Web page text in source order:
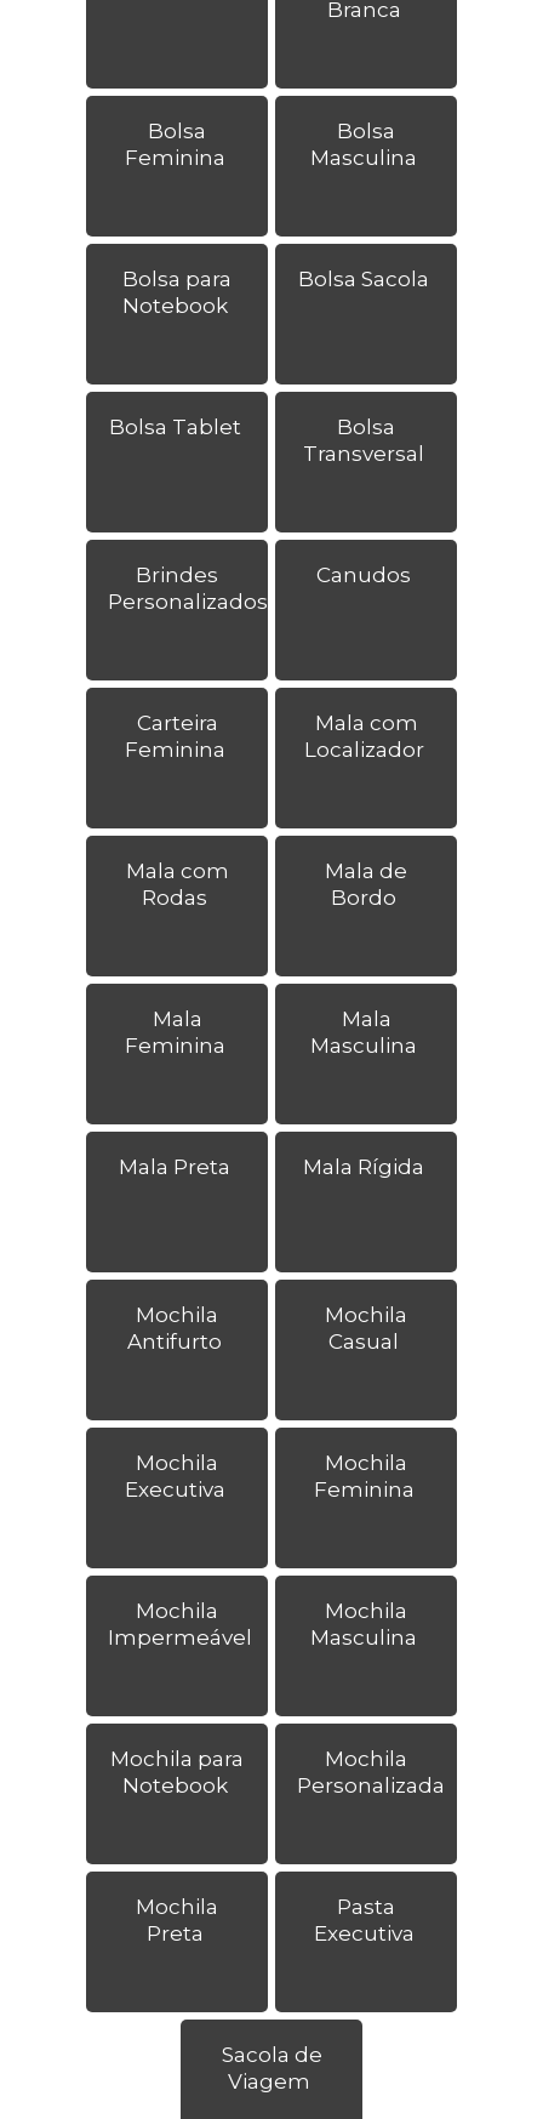
Branca
Bolsa
Feminina
Bolsa
Masculina
Bolsa para
Notebook
Bolsa Sacola
Bolsa Tablet
Bolsa
Transversal
Brindes
Personalizados
Canudos
Carteira
Feminina
Mala com
Localizador
Mala com
Rodas
Mala de
Bordo
Mala
Feminina
Mala
Masculina
Mala Preta Mala Rígida
Mochila
Antifurto
Mochila
Casual
Mochila
Executiva
Mochila
Feminina
Mochila
Impermeável
Mochila
Masculina
Mochila para
Notebook
Mochila
Personalizada
Mochila
Preta
Pasta
Executiva
Sacola de
Viagem